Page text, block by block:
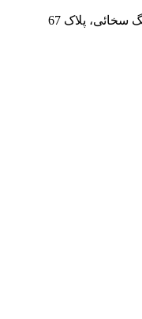
پلاک 67